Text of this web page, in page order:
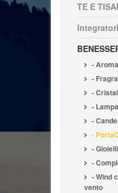
TE E
-
-
-
-
-
-
-
-
- Wind
vento